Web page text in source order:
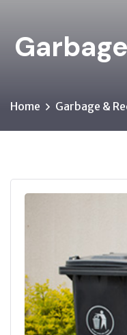
Home Garbage &